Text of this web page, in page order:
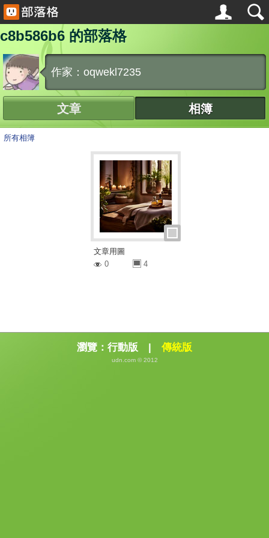
c8b586b6 的部落格
作家：oqwekl7235
文章 相簿
所有相簿
文章用圖
0
4
瀏覽： 行動版 | 傳統版
udn.com © 2012